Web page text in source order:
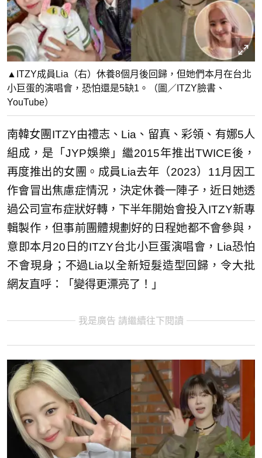
▲ITZY成員Lia（右）休養8個月後回歸，但她們本月在台北
小巨蛋的演唱會，恐怕還是5缺1。（圖／ITZY臉書、
YouTube）
南韓女團ITZY由禮志、Lia、留真、彩領、有娜5人
組成，是「JYP娛樂」繼2015年推出TWICE後，
再度推出的女團。成員Lia去年（2023）11月因工
作會冒出焦慮症情況，決定休養一陣子，近日她透
過公司宣布症狀好轉，下半年開始會投入ITZY新專
輯製作，但事前團體規劃好的日程她都不會參與，
意即本月20日的ITZY台北小巨蛋演唱會，Lia恐怕
不會現身；不過Lia以全新短髮造型回歸，令大批
網友直呼：「變得更漂亮了！」
我是廣告 請繼續往下閱讀